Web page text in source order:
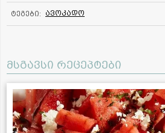
ტეგები: ავოკადო
მსგავსი რეცეპტები